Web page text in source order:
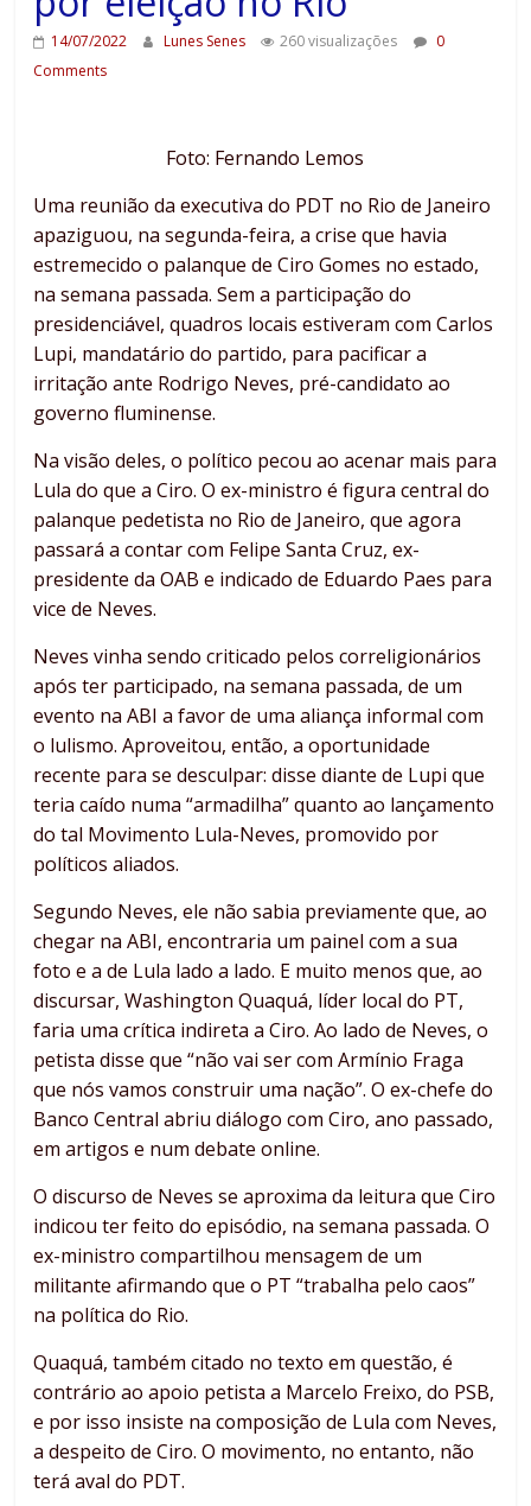
14/07/2022 Lunes Senes 260 visualizações
0
Comments
Foto: Fernando Lemos
Uma reunião da executiva do PDT no Rio de Janeiro
apaziguou, na segunda-feira, a crise que havia
estremecido o palanque de Ciro Gomes no estado,
na semana passada. Sem a participação do
presidenciável, quadros locais estiveram com Carlos
Lupi, mandatário do partido, para pacificar a
irritação ante Rodrigo Neves, pré-candidato ao
governo fluminense.
Na visão deles, o político pecou ao acenar mais para
Lula do que a Ciro. O ex-ministro é figura central do
palanque pedetista no Rio de Janeiro, que agora
passará a contar com Felipe Santa Cruz, ex-
presidente da OAB e indicado de Eduardo Paes para
vice de Neves.
Neves vinha sendo criticado pelos correligionários
após ter participado, na semana passada, de um
evento na ABI a favor de uma aliança informal com
o lulismo. Aproveitou, então, a oportunidade
recente para se desculpar: disse diante de Lupi que
teria caído numa “armadilha” quanto ao lançamento
do tal Movimento Lula-Neves, promovido por
políticos aliados.
Segundo Neves, ele não sabia previamente que, ao
chegar na ABI, encontraria um painel com a sua
foto e a de Lula lado a lado. E muito menos que, ao
discursar, Washington Quaquá, líder local do PT,
faria uma crítica indireta a Ciro. Ao lado de Neves, o
petista disse que “não vai ser com Armínio Fraga
que nós vamos construir uma nação”. O ex-chefe do
Banco Central abriu diálogo com Ciro, ano passado,
em artigos e num debate online.
O discurso de Neves se aproxima da leitura que Ciro
indicou ter feito do episódio, na semana passada. O
ex-ministro compartilhou mensagem de um
militante afirmando que o PT “trabalha pelo caos”
na política do Rio.
Quaquá, também citado no texto em questão, é
contrário ao apoio petista a Marcelo Freixo, do PSB,
e por isso insiste na composição de Lula com Neves,
a despeito de Ciro. O movimento, no entanto, não
terá aval do PDT.